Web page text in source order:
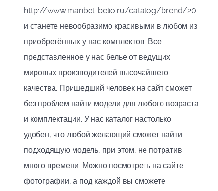
http://www.maribel-belio.ru/catalog/brend/20
и станете невообразимо красивыми в любом из
приобретённых у нас комплектов. Все
представленное у нас белье от ведущих
мировых производителей высочайшего
качества. Пришедший человек на сайт сможет
без проблем найти модели для любого возраста
и комплектации. У нас каталог настолько
удобен, что любой желающий сможет найти
подходящую модель, при этом, не потратив
много времени. Можно посмотреть на сайте
фотографии, а под каждой вы сможете